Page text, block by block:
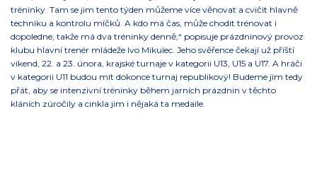
tréninky. Tam se jim tento týden můžeme více věnovat a cvičit hlavně
techniku a kontrolu míčků. A kdo má čas, může chodit trénovat i
dopoledne, takže má dva tréninky denně,“ popisuje prázdninový provoz
klubu hlavní trenér mládeže Ivo Mikulec. Jeho svěřence čekají už příští
víkend, 22. a 23. února, krajské turnaje v kategorii U13, U15 a U17. A hráči
v kategorii U11 budou mít dokonce turnaj republikový! Budeme jim tedy
přát, aby se intenzivní tréninky během jarních prázdnin v těchto
kláních zúročily a cinkla jim i nějaká ta medaile.